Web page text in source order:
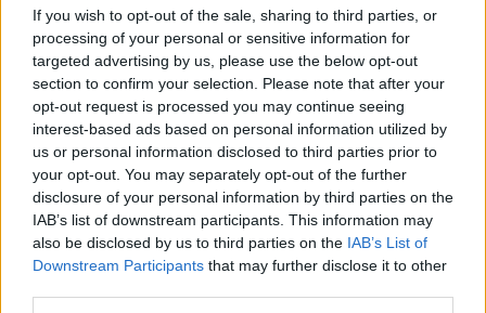
If you wish to opt-out of the sale, sharing to third parties, or
processing of your personal or sensitive information for
targeted advertising by us, please use the below opt-out
section to confirm your selection. Please note that after your
opt-out request is processed you may continue seeing
interest-based ads based on personal information utilized by
us or personal information disclosed to third parties prior to
your opt-out. You may separately opt-out of the further
disclosure of your personal information by third parties on the
IAB’s list of downstream participants. This information may
also be disclosed by us to third parties on the IAB’s List of
Downstream Participants that may further disclose it to other
Commenti
Accedioregistratiper commentare questo